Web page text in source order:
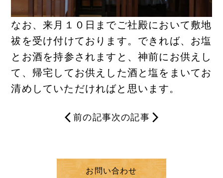
なお、来月１０日までご社殿において敷地
祓を受け付けております。できれば、お塩
とお酒を持参されますと、神前にお供えし
て、帰宅してお供えした酒と塩をまいてお
清めしていただければと思います。
前の記事次の記事
お問い合わせ